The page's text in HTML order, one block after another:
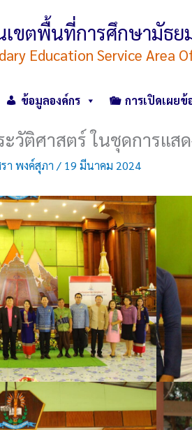
เขตพื้นที่การศึกษามัธ
Education Service Area
ข้อมูลองค์กร การเปิดเผย
ะวัติศาสตร์ ในชุดการแ
า พงค์สุภา / 19 มีนาคม 2024